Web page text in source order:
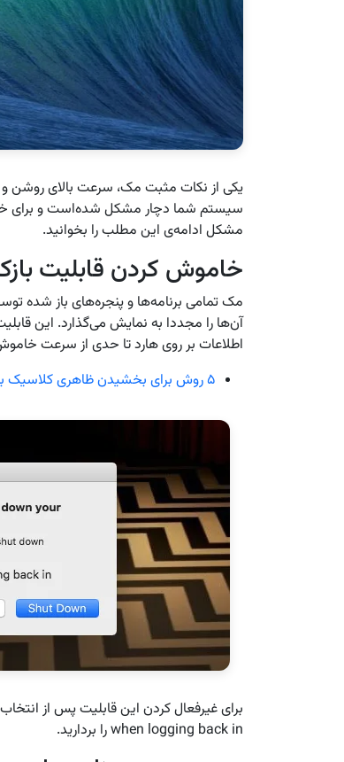
یکی از نکات مثبت مک، سرعت بالای روشن
سیستم شما دچار مشکل شده‌است و برای
مشکل ادامه‌ی این مطلب را بخوانید.
خاموش کردن قابلیت
مک تمامی برنامه‌ها و پنجره‌های باز شده
آن‌ها را مجددا به نمایش می‌گذارد. این
اطلاعات بر روی هارد تا حدی از سرعت
۵ روش برای بخشیدن ظاهری کلاسیک به مک
when logging back in را بردارید.